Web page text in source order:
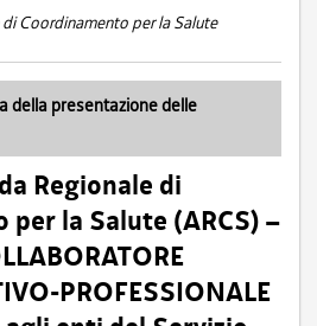
di Coordinamento per la Salute
della presentazione delle
Regionale di
la Salute (ARCS) –
PROFESSIONALE